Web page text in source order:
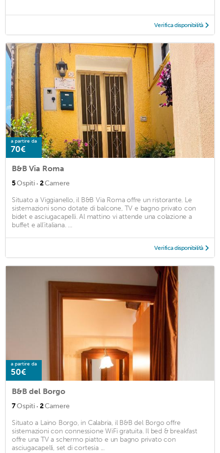
Verifica disponibilità
a partire da
70€
B&B Via Roma
5Ospiti · 2Camere
Situato a Viggianello, il B&B Via Roma offre un ristorante. Le
sistemazioni sono dotate di balcone, TV e bagno privato con
bidet e asciugacapelli. Al mattino vi attende una colazione a
buffet e all'italiana. ...
Verifica disponibilità
a partire da
50€
B&B del Borgo
7Ospiti · 2Camere
Situato a Laino Borgo, in Calabria, il B&B del Borgo offre
sistemazioni con connessione WiFi gratuita. Il bed & breakfast
offre una TV a schermo piatto e un bagno privato con
asciugacapelli, set di cortesia ...